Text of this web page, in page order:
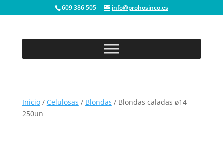
609 386 505 info@prohosinco.es
Inicio/ Celulosas / Blondas / Blondas caladas ø14
250un